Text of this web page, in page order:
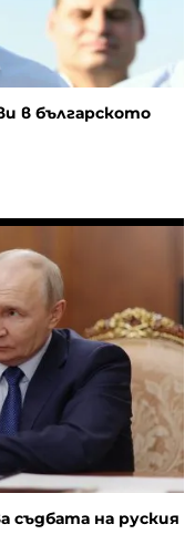
в българското
съдбата на руския